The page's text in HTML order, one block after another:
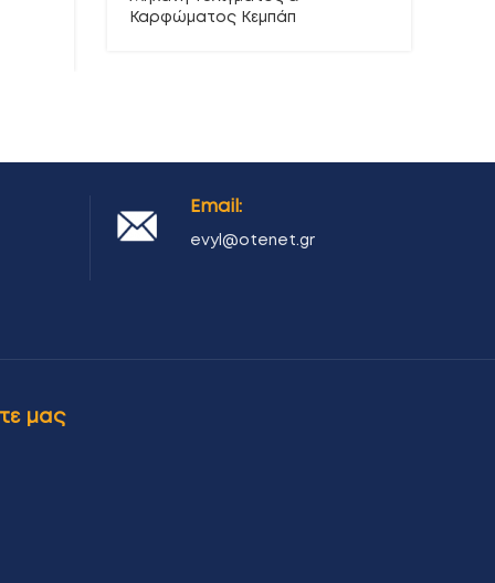
Καρφώματος Κεμπάπ
Email:
evyl@otenet.gr
μας